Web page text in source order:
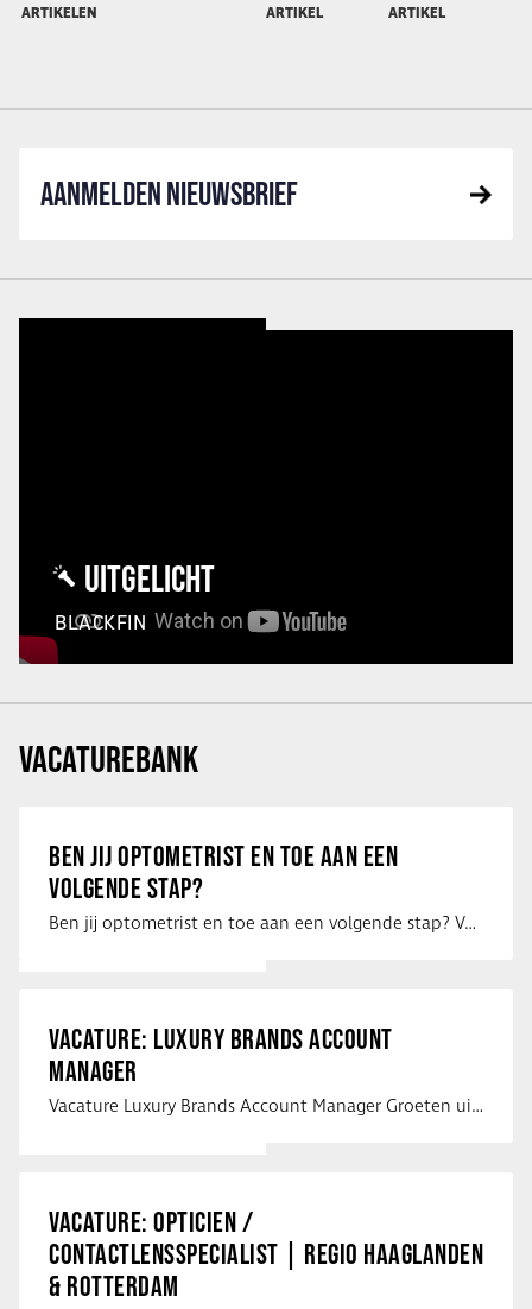
ARTIKELEN
ARTIKEL
ARTIKEL
AANMELDEN NIEUWSBRIEF
UITGELICHT
BLACKFIN
VACATUREBANK
BEN JIJ OPTOMETRIST EN TOE AAN EEN
VOLGENDE STAP?
Ben jij optometrist en toe aan een volgende stap? Voor een optiekketen is Eye …
VACATURE: LUXURY BRANDS ACCOUNT
MANAGER
Vacature Luxury Brands Account Manager Groeten uit Spanje! Vanaf mijn …
VACATURE: OPTICIEN /
CONTACTLENSSPECIALIST | REGIO HAAGLANDEN
& ROTTERDAM